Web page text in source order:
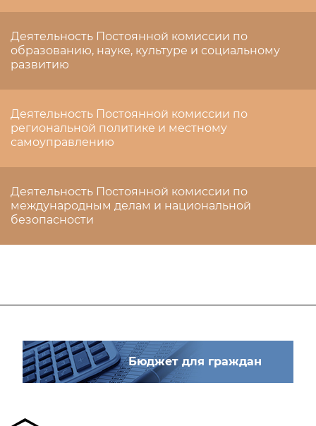
Деятельность Постоянной комиссии по
образованию, науке, культуре и социальному
развитию
Деятельность Постоянной комиссии по
региональной политике и местному
самоуправлению
Деятельность Постоянной комиссии по
международным делам и национальной
безопасности
Бюджет для граждан